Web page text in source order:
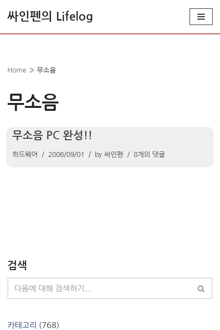
로
너
뛰
싸인펜의 Lifelog
Home » 무소음
무소음
무소음 PC 완성!!
하드웨어 2006/09/01 by 싸인펜 8개의 댓글
검색
카테고리 (768)